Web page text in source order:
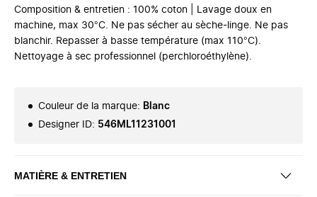
Composition & entretien : 100% coton | Lavage doux en
machine, max 30°C. Ne pas sécher au sèche-linge. Ne pas
blanchir. Repasser à basse température (max 110°C).
Nettoyage à sec professionnel (perchloroéthylène).
Couleur de la marque: Blanc
Designer ID: 546ML11231001
MATIÈRE & ENTRETIEN